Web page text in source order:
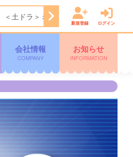
＜土ドラ＞ミッドナイト屋台 Ｓｅａ
新規登録 ログイン
会社情報
COMPANY
お知らせ
INFORMATION